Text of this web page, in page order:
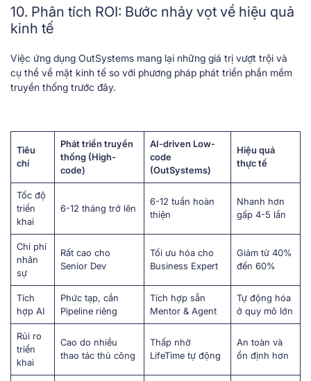
10. Phân tích ROI: Bước nhảy vọt về hiệu quả
kinh tế
Việc ứng dụng OutSystems mang lại những giá trị vượt trội và
cụ thể về mặt kinh tế so với phương pháp phát triển phần mềm
truyền thống trước đây.
Tiêu
chí
Phát triển truyền
thống (High-
code)
AI-driven Low-
code
(OutSystems)
Hiệu quả
thực tế
Tốc độ
triển
khai
6-12 tháng trở lên
6-12 tuần hoàn
thiện
Nhanh hơn
gấp 4-5 lần
Chi phí
nhân
sự
Rất cao cho
Senior Dev
Tối ưu hóa cho
Business Expert
Giảm từ 40%
đến 60%
Tích
hợp AI
Phức tạp, cần
Pipeline riêng
Tích hợp sẵn
Mentor & Agent
Tự động hóa
ở quy mô lớn
Rủi ro
triển
khai
Cao do nhiều
thao tác thủ công
Thấp nhờ
LifeTime tự động
An toàn và
ổn định hơn